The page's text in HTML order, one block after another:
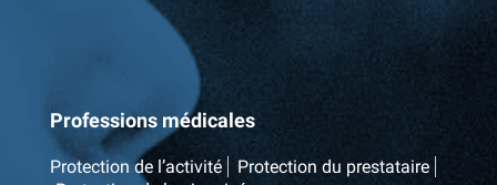
Professions médicales
Protection de l’activité
Protection du prestataire